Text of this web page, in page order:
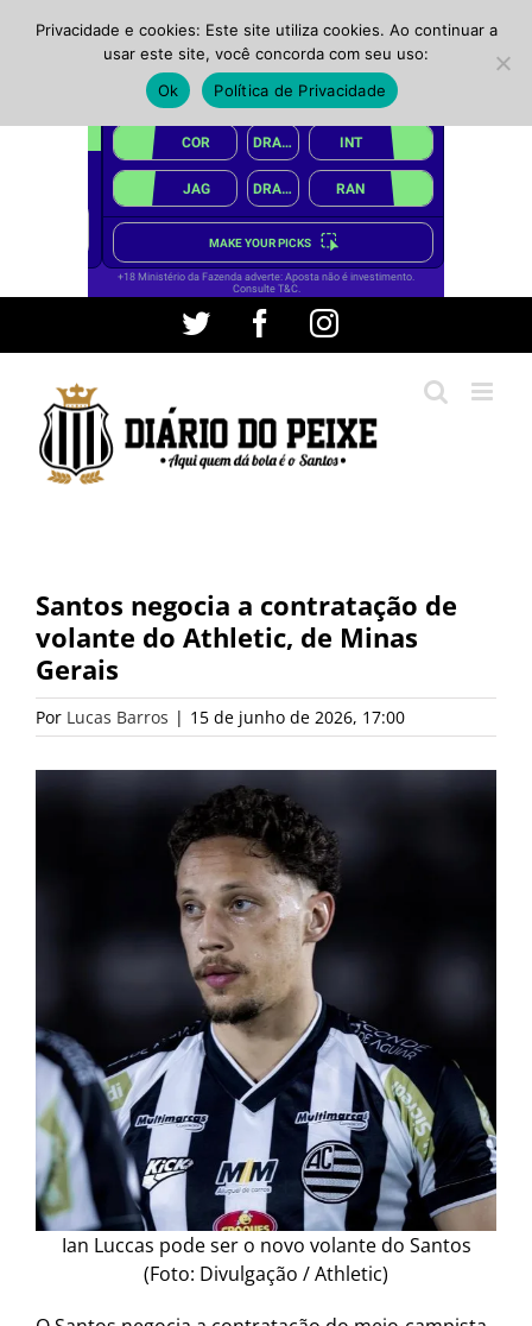
conteúdo
Twitter FacebookInstagram
Santos negocia a contratação de
volante do Athletic, de Minas
Gerais
Por Lucas Barros | 15 de junho de 2026, 17:00
Ian Luccas pode ser o novo volante do Santos
(Foto: Divulgação / Athletic)
Privacidade e cookies: Este site utiliza cookies. Ao continuar a
usar este site, você concorda com seu uso:
Ok
Política de Privacidade